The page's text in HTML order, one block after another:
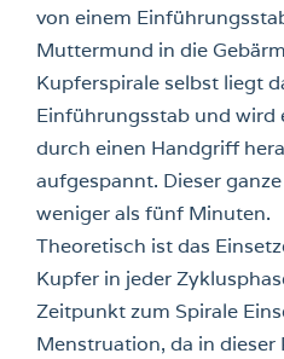
von einem
Muttermund in die
Kupferspirale selbst liegt
Einführungsstab und wird
durch einen Handgriff
aufgespannt. Dieser
weniger als fünf Minuten.
Theoretisch ist das
Kupfer in jeder
Zeitpunkt zum Spirale
Menstruation, da in